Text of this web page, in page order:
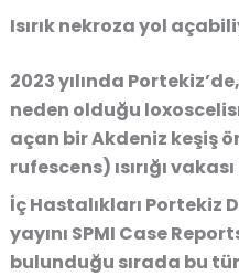
Isırık nekroza yol
2023 yılında
neden olduğu
açan bir Akdeniz keşiş
rufescens) ısırığı
İç Hastalıkları Portekiz
yayını SPMI Case
bulunduğu sırada bu